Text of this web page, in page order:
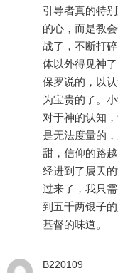
引导者真的特
的心，而是教
战了，不断打
体以外得见神
保罗说的，以
为宝贵的了。
对于神的认知
是无法度量的
甜，信仰的路
经进到了属天
过来了，我只
到五千两银子
基督的味道。
B220109